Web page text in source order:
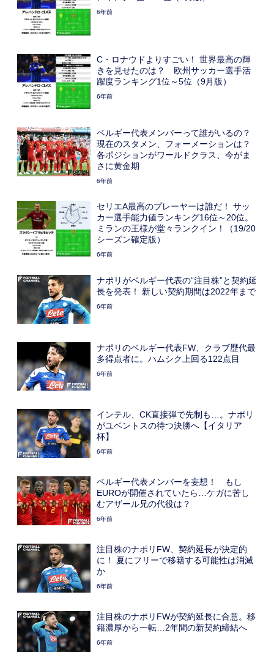
6年前
C・ロナウドよりすごい！ 世界最高の輝
きを見せたのは？ 欧州サッカー選手活
躍度ランキング1位～5位（9月版）
6年前
ベルギー代表メンバーって誰がいるの？
現在のスタメン、フォーメーションは？
各ポジションがワールドクラス、今がま
さに黄金期
6年前
セリエA最高のプレーヤーは誰だ！ サッ
カー選手能力値ランキング16位～20位。
ミランの王様が堂々ランクイン！（19/20
シーズン確定版）
6年前
ナポリがベルギー代表の“注目株”と契約延
長を発表！ 新しい契約期間は2022年まで
6年前
ナポリのベルギー代表FW、クラブ歴代最
多得点者に。ハムシク上回る122点目
6年前
インテル、CK直接弾で先制も…。ナポリ
がユベントスの待つ決勝へ【イタリア
杯】
6年前
ベルギー代表メンバーを妄想！ もし
EUROが開催されていたら…ケガに苦し
むアザール兄の代役は？
6年前
注目株のナポリFW、契約延長が決定的
に！ 夏にフリーで移籍する可能性は消滅
か
6年前
注目株のナポリFWが契約延長に合意。移
籍濃厚から一転…2年間の新契約締結へ
6年前